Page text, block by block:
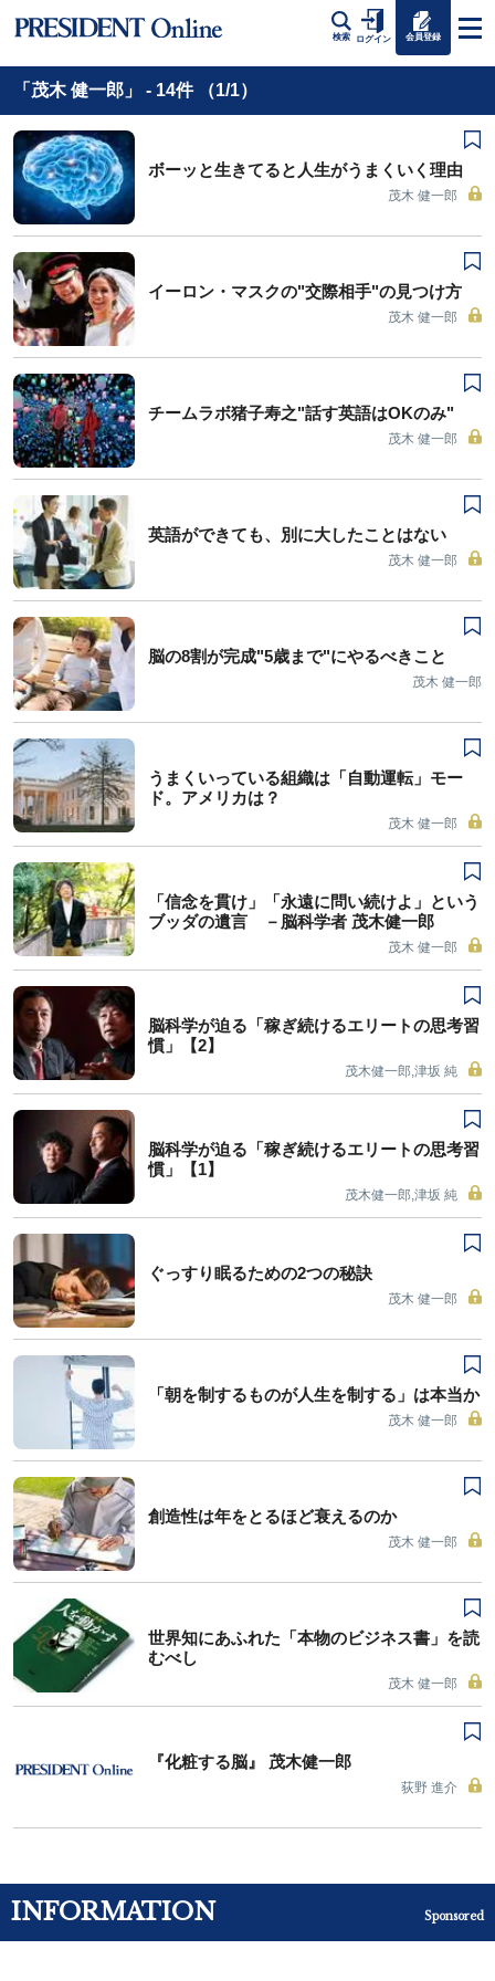
検索 ログイン 会員登録
「茂木 健一郎」 - 14件 （1/1）
ボーッと生きてると人生がうまくいく理由
茂木 健一郎
イーロン・マスクの"交際相手"の見つけ方
茂木 健一郎
チームラボ猪子寿之"話す英語はOKのみ"
茂木 健一郎
英語ができても、別に大したことはない
茂木 健一郎
脳の8割が完成"5歳まで"にやるべきこと
茂木 健一郎
うまくいっている組織は「自動運転」モー
ド。アメリカは？
茂木 健一郎
「信念を貫け」「永遠に問い続けよ」という
ブッダの遺言 －脳科学者 茂木健一郎
茂木 健一郎
脳科学が迫る「稼ぎ続けるエリートの思考習
慣」【2】
茂木健一郎,津坂 純
脳科学が迫る「稼ぎ続けるエリートの思考習
慣」【1】
茂木健一郎,津坂 純
ぐっすり眠るための2つの秘訣
茂木 健一郎
「朝を制するものが人生を制する」は本当か
茂木 健一郎
創造性は年をとるほど衰えるのか
茂木 健一郎
世界知にあふれた「本物のビジネス書」を読
むべし
茂木 健一郎
『化粧する脳』 茂木健一郎
荻野 進介
INFORMATION Sponsored